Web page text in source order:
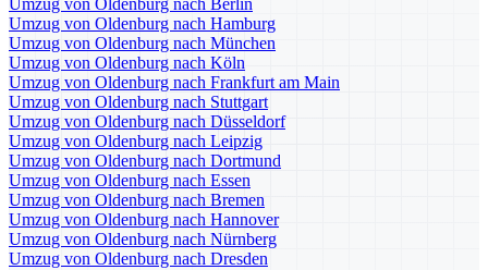
Umzug von Oldenburg nach Berlin
Umzug von Oldenburg nach Hamburg
Umzug von Oldenburg nach München
Umzug von Oldenburg nach Köln
Umzug von Oldenburg nach Frankfurt am Main
Umzug von Oldenburg nach Stuttgart
Umzug von Oldenburg nach Düsseldorf
Umzug von Oldenburg nach Leipzig
Umzug von Oldenburg nach Dortmund
Umzug von Oldenburg nach Essen
Umzug von Oldenburg nach Bremen
Umzug von Oldenburg nach Hannover
Umzug von Oldenburg nach Nürnberg
Umzug von Oldenburg nach Dresden